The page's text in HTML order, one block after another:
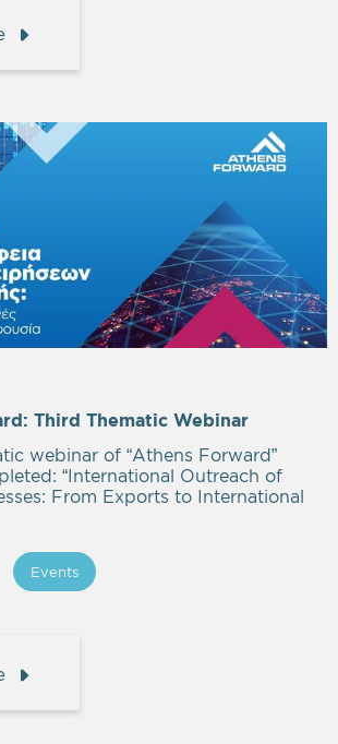
Third Thematic Webinar
webinar of “Athens Forward”
“International Outreach of
From Exports to International
Events